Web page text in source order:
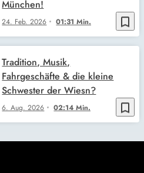
bookmark_border
24. Feb. 2026 01:31 Min.
München!
bookmark_border
6. Aug. 2026 02:14 Min.
Tradition, Musik,
Fahrgeschäfte & die kleine
Schwester der Wiesn?